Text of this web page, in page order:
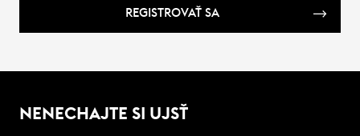
REGISTROVAŤ SA
NENECHAJTE SI UJSŤ